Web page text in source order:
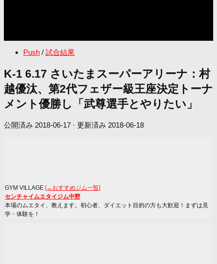
Push / 試合結果
K-1 6.17 さいたまスーパーアリーナ：村
越優汰、第2代フェザー級王座決定トーナ
メント優勝し「武尊選手とやりたい」
公開済み 2018-06-17 · 更新済み 2018-06-18
GYM VILLAGE [→おすすめジム一覧]
センチャイムエタイジム中野
本場のムエタイ、教えます。初心者、ダイエット目的の方も大歓迎！まずは見
学・体験を！